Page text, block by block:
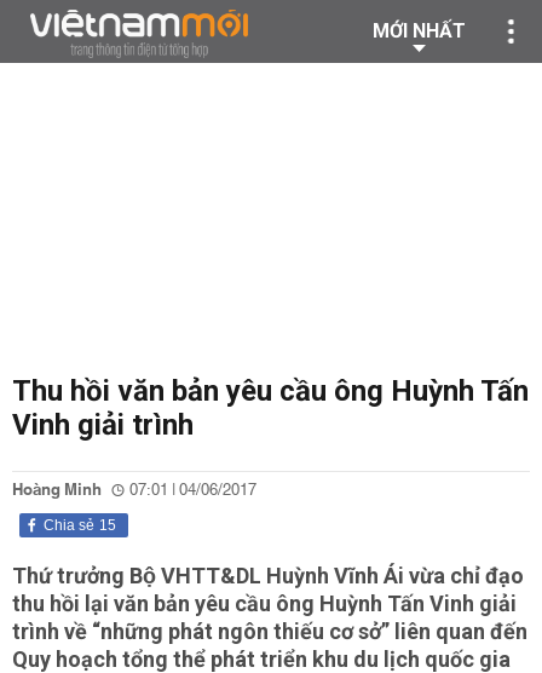
MỚI NHẤT
Thu hồi văn bản yêu cầu ông Huỳnh Tấn
Vinh giải trình
Hoàng Minh 07:01 | 04/06/2017
15
Chia sẻ
Thứ trưởng Bộ VHTT&DL Huỳnh Vĩnh Ái vừa chỉ đạo
thu hồi lại văn bản yêu cầu ông Huỳnh Tấn Vinh giải
trình về “những phát ngôn thiếu cơ sở” liên quan đến
Quy hoạch tổng thể phát triển khu du lịch quốc gia